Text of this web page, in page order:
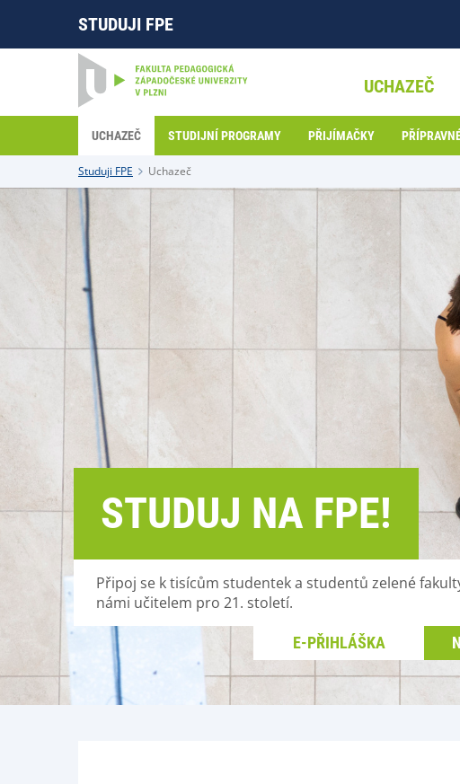
STUDUJI FPE
UCHAZEČ
UCHAZEČ STUDIJNÍ PROGRAMY PŘIJÍMAČKY
Studuji FPE Uchazeč
STUDUJ NA FPE!
Připoj se k tisícům studentek a studentů zelené
námi učitelem pro 21. století.
E-PŘIHLÁŠKA